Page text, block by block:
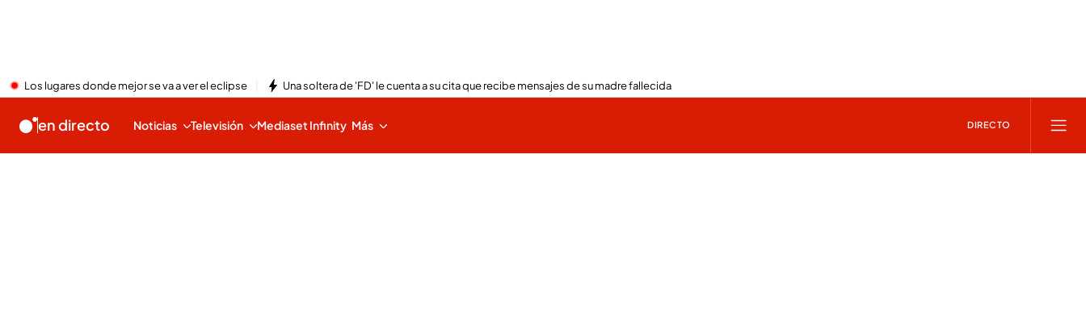
Los lugares donde mejor se va a ver el eclipse Una soltera de 'FD' le cuenta a su cita que recibe mensajes de su madre fallecida
en directo Noticias Televisión Mediaset Infinity Más DIRECTO